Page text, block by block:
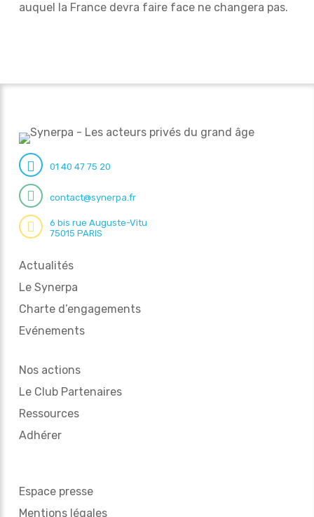
auquel la France devra faire face ne changera pas.
01 40 47 75 20
contact@synerpa.fr
6 bis rue Auguste-Vitu
75015 PARIS
Actualités
Le Synerpa
Charte d’engagements
Evénements
Nos actions
Le Club Partenaires
Ressources
Adhérer
Espace presse
Mentions légales